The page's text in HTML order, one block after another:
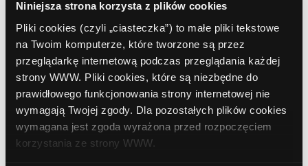
Niniejsza strona korzysta z plików cookies
Pliki cookies (czyli „ciasteczka”) to małe pliki tekstowe
na Twoim komputerze, które tworzone są przez
przeglądarkę internetową podczas przeglądania każdej
strony WWW. Pliki cookies, które są niezbędne do
prawidłowego funkcjonowania strony internetowej nie
wymagają Twojej zgody. Dla pozostałych plików cookies
wymagana jest zgoda wyrażona przed rozpoczęciem
korzystania ze strony WWW.
Bank Polska Kasa Opieki (PEKAO SA),
Radom, Struga 26-28
Euronet, Radom, Al. Grzecznarowskiego 28
(Centrum Handlowe "M1")